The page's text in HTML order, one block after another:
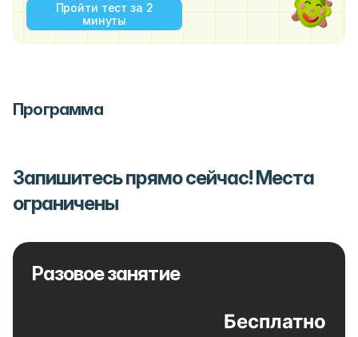
Пройти тест за 2
минуты
Программа
Запишитесь прямо сейчас! Места
ограничены
Разовое занятие
Бесплатно